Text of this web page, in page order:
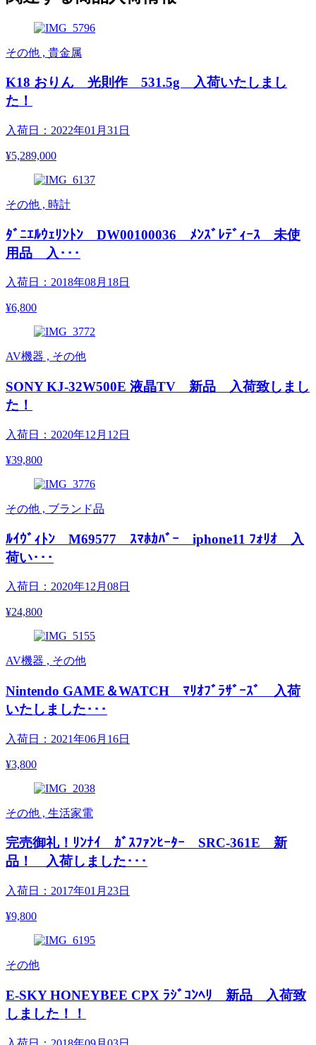
その他 , 貴金属
K18 おりん 光則作 531.5g 入荷いたしまし
た！
入荷日：2022年01月31日
¥5,289,000
その他 , 時計
ﾀﾞﾆｴﾙｳｪﾘﾝﾄﾝ DW00100036 ﾒﾝｽﾞﾚﾃﾞｨｰｽ 未使
用品 入･･･
入荷日：2018年08月18日
¥6,800
AV機器 , その他
SONY KJ-32W500E 液晶TV 新品 入荷致しまし
た！
入荷日：2020年12月12日
¥39,800
その他 , ブランド品
ﾙｲｳﾞｨﾄﾝ M69577 ｽﾏﾎｶﾊﾞｰ iphone11 ﾌｫﾘｵ 入
荷い･･･
入荷日：2020年12月08日
¥24,800
AV機器 , その他
Nintendo GAME＆WATCH ﾏﾘｵﾌﾞﾗｻﾞｰｽﾞ 入荷
いたしました･･･
入荷日：2021年06月16日
¥3,800
その他 , 生活家電
完売御礼！ﾘﾝﾅｲ ｶﾞｽﾌｧﾝﾋｰﾀｰ SRC-361E 新
品！ 入荷しました･･･
入荷日：2017年01月23日
¥9,800
その他
E-SKY HONEYBEE CPX ﾗｼﾞｺﾝﾍﾘ 新品 入荷致
しました！！